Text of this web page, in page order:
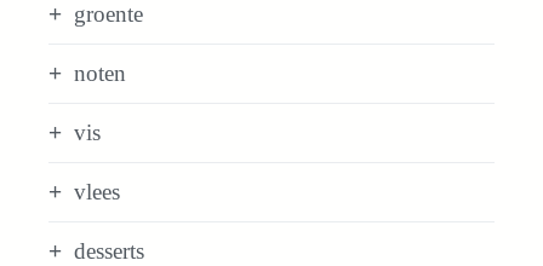
groente
noten
vis
vlees
desserts